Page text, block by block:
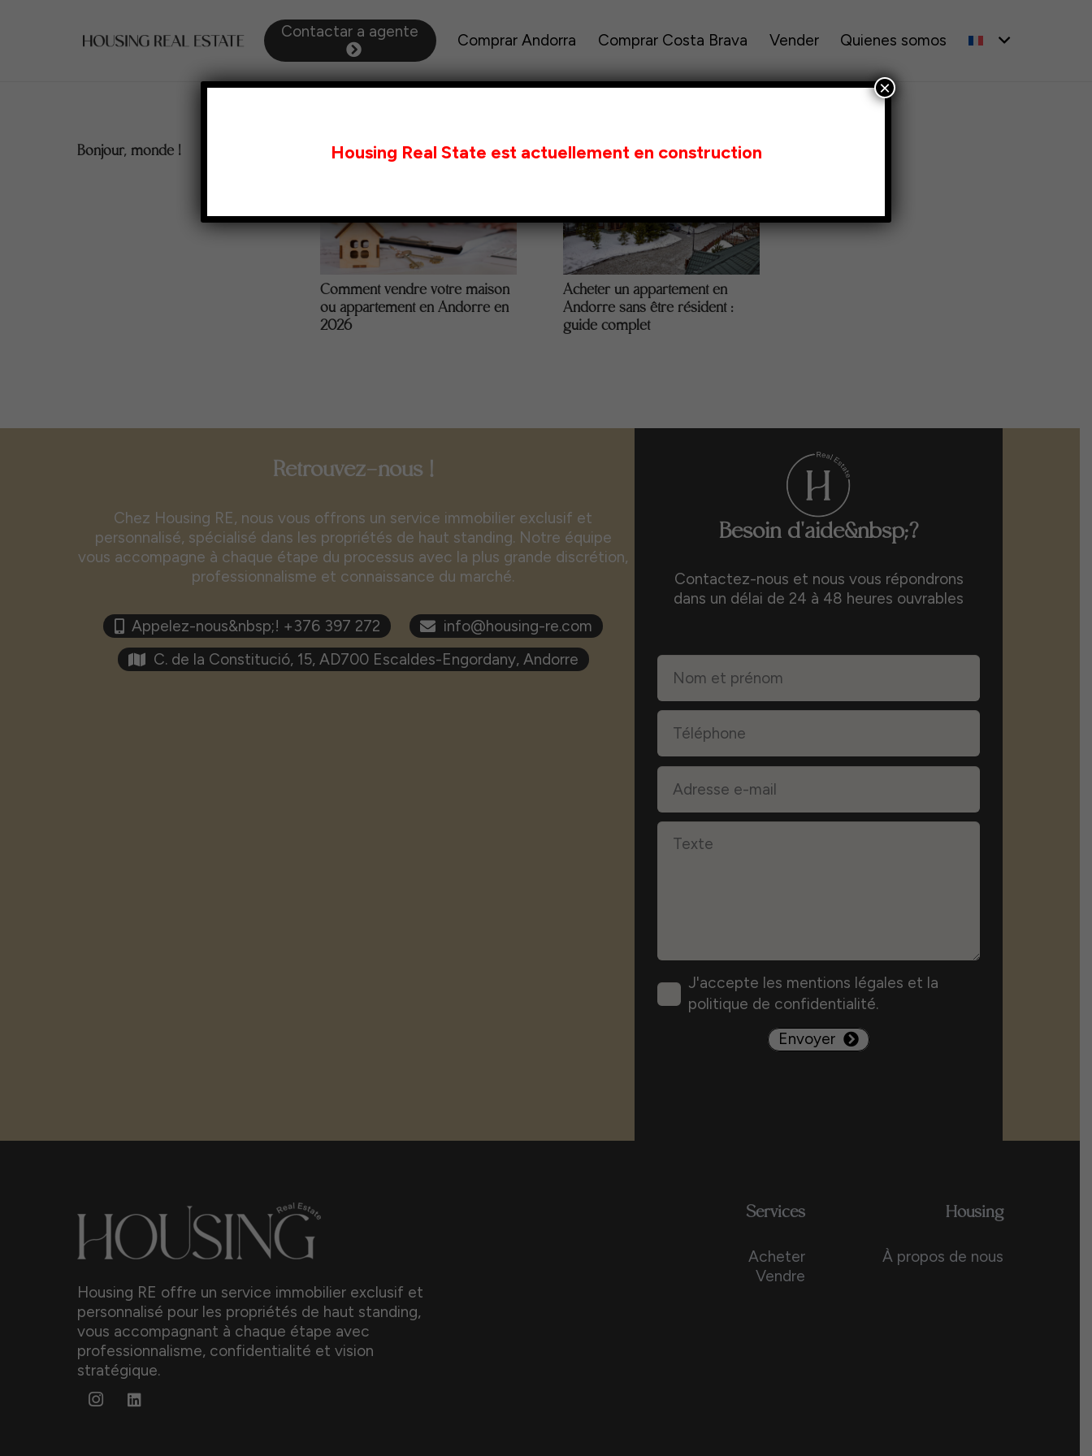
Contactar a agente Comprar Andorra Comprar Costa Brava Vender Quienes somos
Bonjour, monde !
Comment vendre votre maison
ou appartement en Andorre en
2026
Acheter un appartement en
Andorre sans être résident :
guide complet
Retrouvez-nous !
Chez Housing RE, nous vous offrons un service immobilier exclusif et
personnalisé, spécialisé dans les propriétés de haut standing. Notre équipe
vous accompagne à chaque étape du processus avec la plus grande discrétion,
professionnalisme et connaissance du marché.
Appelez-nous&nbsp;! +376 397 272
info@housing-re.com
C. de la Constitució, 15, AD700 Escaldes-Engordany, Andorre
Besoin d'aide&nbsp;?
Contactez-nous et nous vous répondrons
dans un délai de 24 à 48 heures ouvrables
J'accepte les mentions légales et la
politique de confidentialité.
Envoyer
Housing RE offre un service immobilier exclusif et
personnalisé pour les propriétés de haut standing,
vous accompagnant à chaque étape avec
professionnalisme, confidentialité et vision
stratégique.
Services
Acheter
Vendre
Housing
À propos de nous
Housing Real State est actuellement en construction
×